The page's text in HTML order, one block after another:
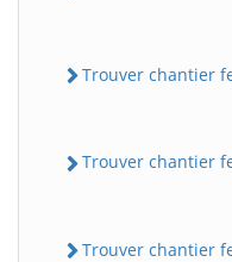
Trouver chantier
Trouver chantier
Trouver chantier